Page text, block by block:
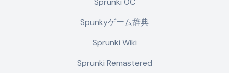
Spunkyゲーム辞典
Sprunki Wiki
Sprunki Remastered